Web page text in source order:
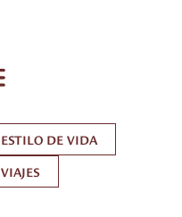
ESTILO DE VIDA
VIAJES